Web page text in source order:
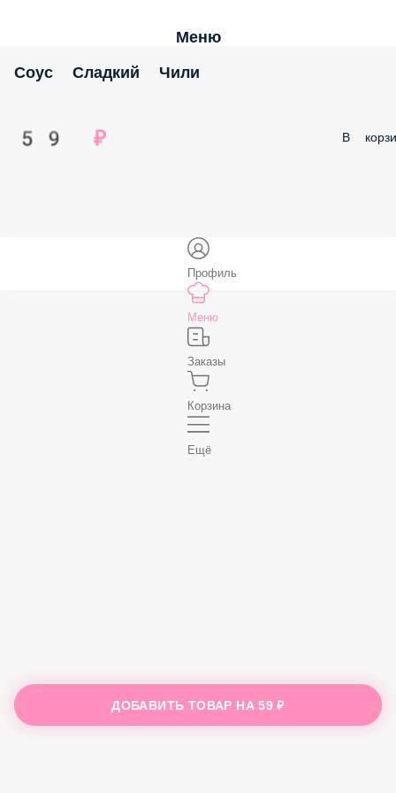
Меню
Соус Сладкий Чили
59 ₽ В
ДОБАВИТЬ ТОВАР НА59 ₽
Профиль
Меню
Заказы
Корзина
Ещё